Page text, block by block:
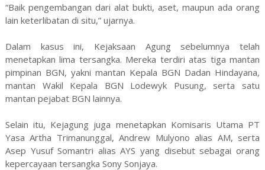
“Baik pengembangan dari alat bukti, aset, maupun ada orang
lain keterlibatan di situ,” ujarnya.
Dalam kasus ini, Kejaksaan Agung sebelumnya telah
menetapkan lima tersangka. Mereka terdiri atas tiga mantan
pimpinan BGN, yakni mantan Kepala BGN Dadan Hindayana,
mantan Wakil Kepala BGN Lodewyk Pusung, serta satu
mantan pejabat BGN lainnya.
Selain itu, Kejagung juga menetapkan Komisaris Utama PT
Yasa Artha Trimanunggal, Andrew Mulyono alias AM, serta
Asep Yusuf Somantri alias AYS yang disebut sebagai orang
kepercayaan tersangka Sony Sonjaya.